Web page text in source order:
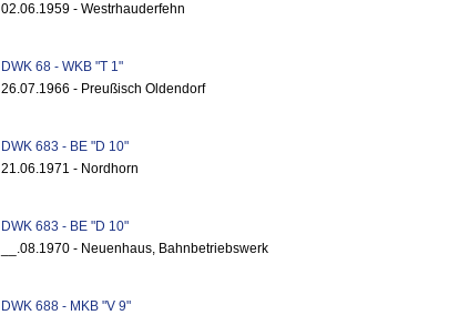
02.06.1959 - Westrhauderfehn
DWK 68 - WKB "T 1"
26.07.1966 - Preußisch Oldendorf
DWK 683 - BE "D 10"
21.06.1971 - Nordhorn
DWK 683 - BE "D 10"
__.08.1970 - Neuenhaus, Bahnbetriebswerk
DWK 688 - MKB "V 9"